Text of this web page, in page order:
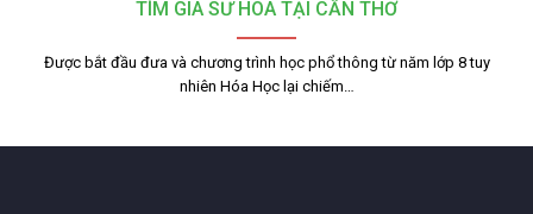
TÌM GIA SƯ HÓA TẠI CẦN THƠ
Được bắt đầu đưa và chương trình học phổ thông từ năm lớp 8 tuy
nhiên Hóa Học lại chiếm…